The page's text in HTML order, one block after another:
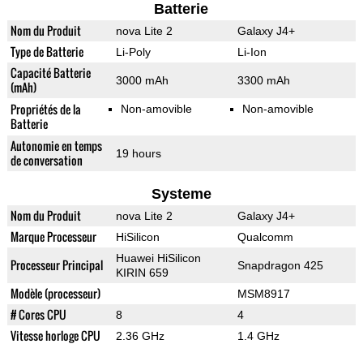
Batterie
Nom du Produit nova Lite 2 Galaxy J4+
Type de Batterie Li-Poly Li-Ion
Capacité Batterie
(mAh)
3000 mAh 3300 mAh
Propriétés de la
Batterie
Non-amovible Non-amovible
Autonomie en temps
de conversation
19 hours
Systeme
Nom du Produit nova Lite 2 Galaxy J4+
Marque Processeur HiSilicon Qualcomm
Processeur Principal
Huawei HiSilicon
KIRIN 659
Snapdragon 425
Modèle (processeur) MSM8917
# Cores CPU 8 4
Vitesse horloge CPU 2.36 GHz 1.4 GHz